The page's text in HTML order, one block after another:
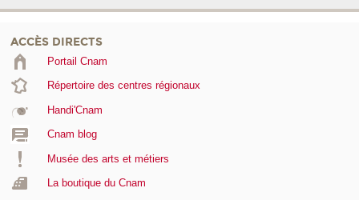
ACCÈS DIRECTS
Portail Cnam
Répertoire des centres régionaux
Handi'Cnam
Cnam blog
Musée des arts et métiers
La boutique du Cnam